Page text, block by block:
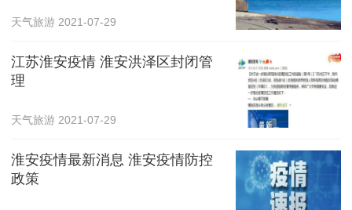
天气旅游 2021-07-29
江苏淮安疫情 淮安洪泽区封闭管
理
天气旅游 2021-07-29
淮安疫情最新消息 淮安疫情防控
政策